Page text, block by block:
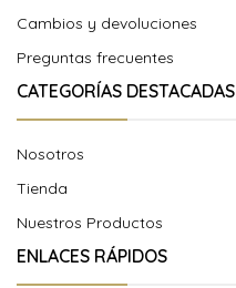
Cambios y devoluciones
Preguntas frecuentes
CATEGORÍAS DESTACADAS
Nosotros
Tienda
Nuestros Productos
ENLACES RÁPIDOS